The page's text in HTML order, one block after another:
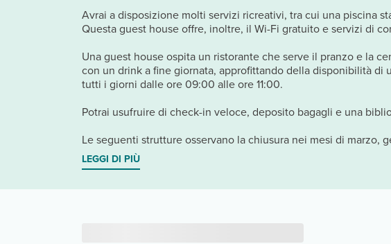
Avrai a disposizione molti servizi ricreativi, tra cui una piscina
Questa guest house offre, inoltre, il Wi-Fi gratuito e servizi di
Una guest house ospita un ristorante che serve il pranzo e la
con un drink a fine giornata, approfittando della disponibilità
tutti i giorni dalle ore 09:00 alle ore 11:00.
Potrai usufruire di check-in veloce, deposito bagagli e una
Le seguenti strutture osservano la chiusura nei mesi di marzo,
LEGGI DI PIÙ